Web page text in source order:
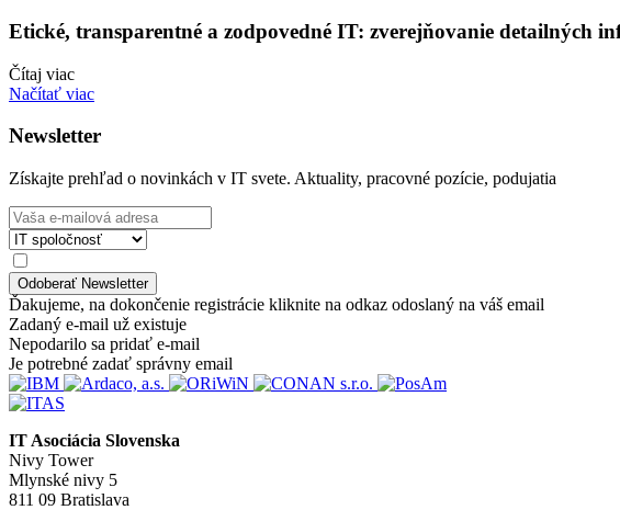
Etické, transparentné a zodpovedné IT: zverejňovanie detailných
Čítaj viac
Načítať viac
Newsletter
Získajte prehľad o novinkách v IT svete. Aktuality, pracovné pozície, podujatia
Ďakujeme, na dokončenie registrácie kliknite na odkaz odoslaný na váš email
Zadaný e-mail už existuje
Nepodarilo sa pridať e-mail
Je potrebné zadať správny email
IT Asociácia Slovenska
Nivy Tower
Mlynské nivy 5
811 09 Bratislava